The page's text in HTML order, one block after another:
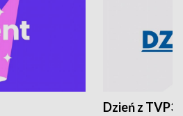
Dzień z TVP3